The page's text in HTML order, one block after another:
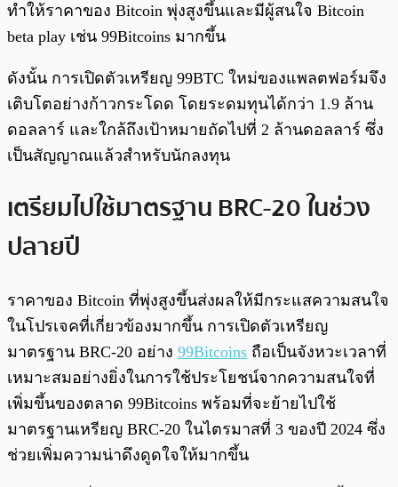
ทำให้ราคาของ Bitcoin พุ่งสูงขึ้นและมีผู้สนใจ Bitcoin
beta play เช่น 99Bitcoins มากขึ้น
ดังนั้น การเปิดตัวเหรียญ 99BTC ใหม่ของแพลตฟอร์มจึง
เติบโตอย่างก้าวกระโดด โดยระดมทุนได้กว่า 1.9 ล้าน
ดอลลาร์ และใกล้ถึงเป้าหมายถัดไปที่ 2 ล้านดอลลาร์ ซึ่ง
เป็นสัญญาณแล้วสำหรับนักลงทุน
เตรียมไปใช้มาตรฐาน BRC-20 ในช่วง
ปลายปี
ราคาของ Bitcoin ที่พุ่งสูงขึ้นส่งผลให้มีกระแสความสนใจ
ในโปรเจคที่เกี่ยวข้องมากขึ้น การเปิดตัวเหรียญ
มาตรฐาน BRC-20 อย่าง 99Bitcoins ถือเป็นจังหวะเวลาที่
เหมาะสมอย่างยิ่งในการใช้ประโยชน์จากความสนใจที่
เพิ่มขึ้นของตลาด 99Bitcoins พร้อมที่จะย้ายไปใช้
มาตรฐานเหรียญ BRC-20 ในไตรมาสที่ 3 ของปี 2024 ซึ่ง
ช่วยเพิ่มความน่าดึงดูดใจให้มากขึ้น